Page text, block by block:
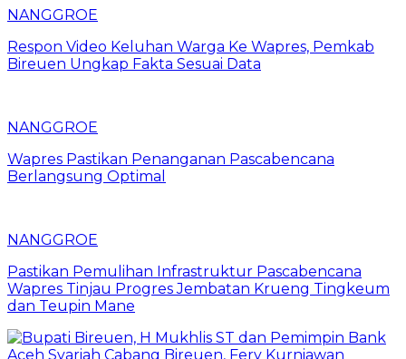
NANGGROE
Respon Video Keluhan Warga Ke Wapres, Pemkab
Bireuen Ungkap Fakta Sesuai Data
NANGGROE
Wapres Pastikan Penanganan Pascabencana
Berlangsung Optimal
NANGGROE
Pastikan Pemulihan Infrastruktur Pascabencana
Wapres Tinjau Progres Jembatan Krueng Tingkeum
dan Teupin Mane